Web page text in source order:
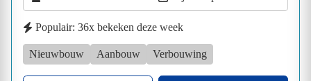
Populair: 36x bekeken deze week
Nieuwbouw Aanbouw Verbouwing